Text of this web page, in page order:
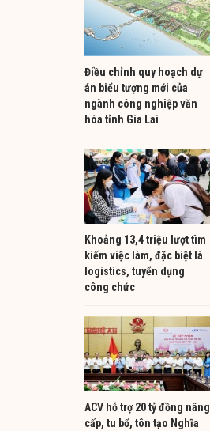
Điều chỉnh quy hoạch dự
án biểu tượng mới của
ngành công nghiệp văn
hóa tỉnh Gia Lai
Khoảng 13,4 triệu lượt tìm
kiếm việc làm, đặc biệt là
logistics, tuyển dụng
công chức
ACV hỗ trợ 20 tỷ đồng nâng
cấp, tu bổ, tôn tạo Nghĩa